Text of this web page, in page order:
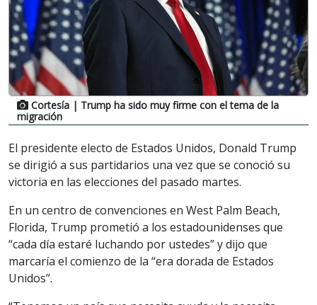
Cortesía | Trump ha sido muy firme con el tema de la
migración
El presidente electo de Estados Unidos, Donald Trump
se dirigió a sus partidarios una vez que se conoció su
victoria en las elecciones del pasado martes.
En un centro de convenciones en West Palm Beach,
Florida, Trump prometió a los estadounidenses que
“cada día estaré luchando por ustedes” y dijo que
marcaría el comienzo de la “era dorada de Estados
Unidos”.